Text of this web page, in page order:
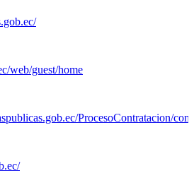
web/guest/home
ProcesoContratacion/